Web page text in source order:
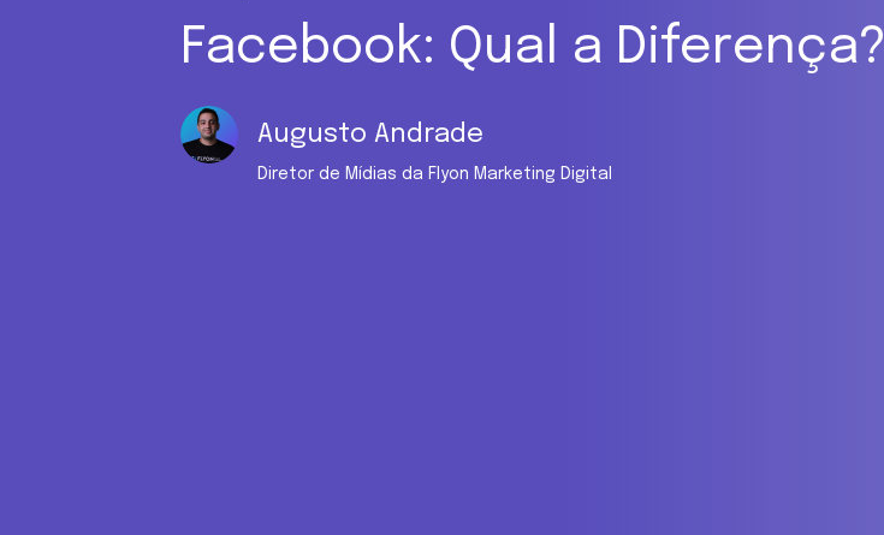
Facebook: Qual a Diferença?
Augusto Andrade
Diretor de Mídias da Flyon Marketing Digital